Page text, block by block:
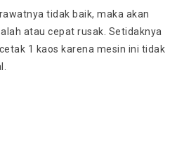
tidak baik, maka akan
atau cepat rusak. Setidaknya
1 kaos karena mesin ini tidak